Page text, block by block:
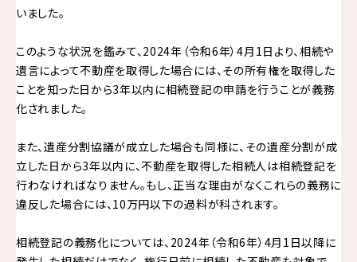
いました。
このような状況を鑑みて、2024年（令和6年）4月1日より、相続や
遺言によって不動産を取得した場合には、その所有権を取得した
ことを知った日から3年以内に相続登記の申請を行うことが義務
化されました。
また、遺産分割協議が成立した場合も同様に、その遺産分割が成
立した日から3年以内に、不動産を取得した相続人は相続登記を
行わなければなりません。もし、正当な理由がなくこれらの義務に
違反した場合には、10万円以下の過料が科されます。
相続登記の義務化については、2024年（令和6年）4月1日以降に